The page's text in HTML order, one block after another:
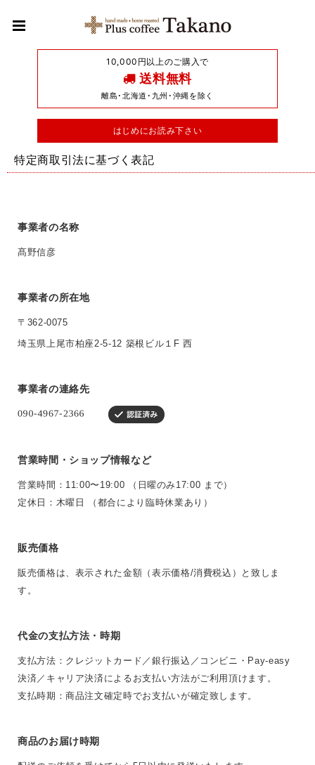
10,000円以上のご購入で
送料無料
離島･北海道･九州･沖縄を除く
はじめにお読み下さい
特定商取引法に基づく表記
事業者の名称
髙野信彦
事業者の所在地
〒362-0075
埼玉県上尾市柏座2-5-12 築根ビル１F 西
事業者の連絡先
営業時間・ショップ情報など
営業時間：11:00〜19:00 （日曜のみ17:00 まで）
定休日：木曜日 （都合により臨時休業あり）
販売価格
販売価格は、表示された金額（表示価格/消費税込）と致しま
す。
代金の支払方法・時期
支払方法：クレジットカード／銀行振込／コンビニ・Pay-easy
決済／キャリア決済によるお支払い方法がご利用頂けます。
支払時期：商品注文確定時でお支払いが確定致します。
商品のお届け時期